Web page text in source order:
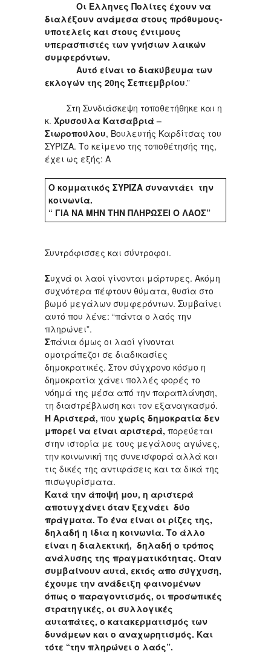
Oι Ελληνες Πολίτες έχουν να
διαλέξουν ανάμεσα στους πρόθυμους-
υποτελείς και στους έντιμους
υπερασπιστές των γνήσιων λαικών
συμφερόντων.
Αυτό είναι το διακύβευμα των
εκλογών της 20ης Σεπτεμβρίου.”
Στη Συνδιάσκεψη τοποθετήθηκε και η
κ. Χρυσούλα Κατσαβριά –
Σιωροπούλου, Βουλευτής Καρδίτσας του
ΣΥΡΙΖΑ. Το κείμενο της τοποθέτησής της,
έχει ως εξής: Α
Ο κομματικός ΣΥΡΙΖΑ συναντάει την
κοινωνία.
“ ΓΙΑ ΝΑ ΜΗΝ ΤΗΝ ΠΛΗΡΩΣΕΙ Ο ΛΑΟΣ”
Συντρόφισσες και σύντροφοι.
Συχνά οι λαοί γίνονται μάρτυρες. Ακόμη
συχνότερα πέφτουν θύματα, θυσία στο
βωμό μεγάλων συμφερόντων. Συμβαίνει
αυτό που λένε: “πάντα ο λαός την
πληρώνει”.
Σπάνια όμως οι λαοί γίνονται
ομοτράπεζοι σε διαδικασίες
δημοκρατικές. Στον σύγχρονο κόσμο η
δημοκρατία χάνει πολλές φορές το
νόημά της μέσα από την παραπλάνηση,
τη διαστρέβλωση και τον εξαναγκασμό.
Η Αριστερά, που χωρίς δημοκρατία δεν
μπορεί να είναι αριστερά, πορεύεται
στην ιστορία με τους μεγάλους αγώνες,
την κοινωνική της συνεισφορά αλλά και
τις δικές της αντιφάσεις και τα δικά της
πισωγυρίσματα.
Κατά την άποψή μου, η αριστερά
αποτυγχάνει όταν ξεχνάει δύο
πράγματα. Το ένα είναι οι ρίζες της,
δηλαδή η ίδια η κοινωνία. Το άλλο
είναι η διαλεκτική, δηλαδή ο τρόπος
ανάλυσης της πραγματικότητας. Όταν
συμβαίνουν αυτά, εκτός απο σύγχυση,
έχουμε την ανάδειξη φαινομένων
όπως ο παραγοντισμός, οι προσωπικές
στρατηγικές, οι συλλογικές
αυταπάτες, ο κατακερματισμός των
δυνάμεων και ο αναχωρητισμός. Και
τότε “την πληρώνει ο λαός”.